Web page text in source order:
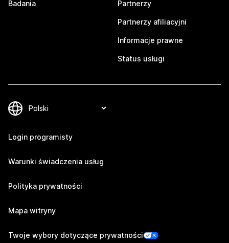
Badania Partnerzy
Partnerzy afiliacyjni
Informacje prawne
Status usługi
Login programisty
Warunki świadczenia usług
Polityka prywatności
Mapa witryny
Twoje wybory dotyczące prywatności